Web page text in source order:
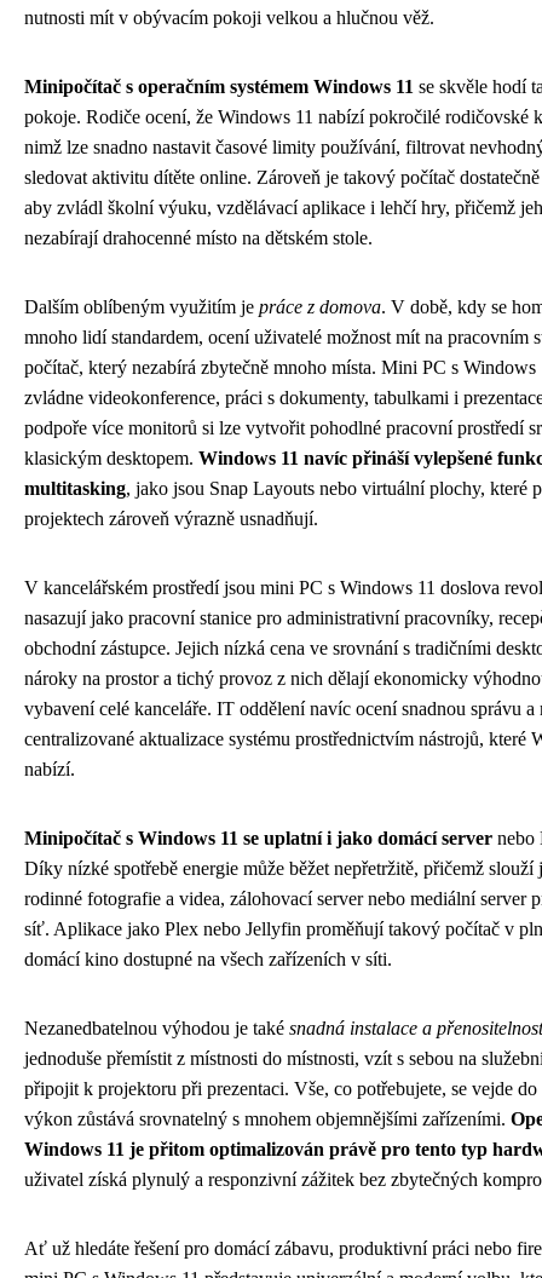
nutnosti mít v obývacím pokoji velkou a hlučnou věž.
Minipočítač s operačním systémem Windows 11 se skvěle hodí
pokoje. Rodiče ocení, že Windows 11 nabízí pokročilé rodičovské
nimž lze snadno nastavit časové limity používání, filtrovat
sledovat aktivitu dítěte online. Zároveň je takový počítač
aby zvládl školní výuku, vzdělávací aplikace i lehčí hry, přičemž
nezabírají drahocenné místo na dětském stole.
Dalším oblíbeným využitím je práce z domova. V době, kdy se
mnoho lidí standardem, ocení uživatelé možnost mít na pracovním
počítač, který nezabírá zbytečně mnoho místa. Mini PC s Windows
zvládne videokonference, práci s dokumenty, tabulkami i
podpoře více monitorů si lze vytvořit pohodlné pracovní prostředí
klasickým desktopem. Windows 11 navíc přináší vylepšené
multitasking, jako jsou Snap Layouts nebo virtuální plochy, které
projektech zároveň výrazně usnadňují.
V kancelářském prostředí jsou mini PC s Windows 11 doslova
nasazují jako pracovní stanice pro administrativní pracovníky,
obchodní zástupce. Jejich nízká cena ve srovnání s tradičními
nároky na prostor a tichý provoz z nich dělají ekonomicky
vybavení celé kanceláře. IT oddělení navíc ocení snadnou správu a
centralizované aktualizace systému prostřednictvím nástrojů, které
nabízí.
Minipočítač s Windows 11 se uplatní i jako domácí server nebo
Díky nízké spotřebě energie může běžet nepřetržitě, přičemž slouží
rodinné fotografie a videa, zálohovací server nebo mediální server
síť. Aplikace jako Plex nebo Jellyfin proměňují takový počítač v
domácí kino dostupné na všech zařízeních v síti.
Nezanedbatelnou výhodou je také snadná instalace a přenositelnost
jednoduše přemístit z místnosti do místnosti, vzít s sebou na
připojit k projektoru při prezentaci. Vše, co potřebujete, se vejde do
výkon zůstává srovnatelný s mnohem objemnějšími zařízeními.
Windows 11 je přitom optimalizován právě pro tento typ
uživatel získá plynulý a responzivní zážitek bez zbytečných
Ať už hledáte řešení pro domácí zábavu, produktivní práci nebo